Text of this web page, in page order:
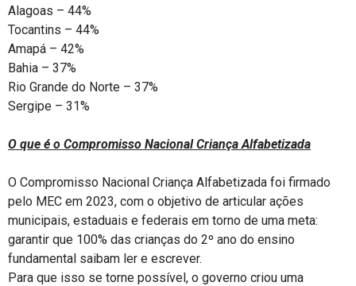
Alagoas – 44%
Tocantins – 44%
Amapá – 42%
Bahia – 37%
Rio Grande do Norte – 37%
Sergipe – 31%
O que é o Compromisso Nacional Criança Alfabetizada
O Compromisso Nacional Criança Alfabetizada foi firmado
pelo MEC em 2023, com o objetivo de articular ações
municipais, estaduais e federais em torno de uma meta:
garantir que 100% das crianças do 2º ano do ensino
fundamental saibam ler e escrever.
Para que isso se torne possível, o governo criou uma